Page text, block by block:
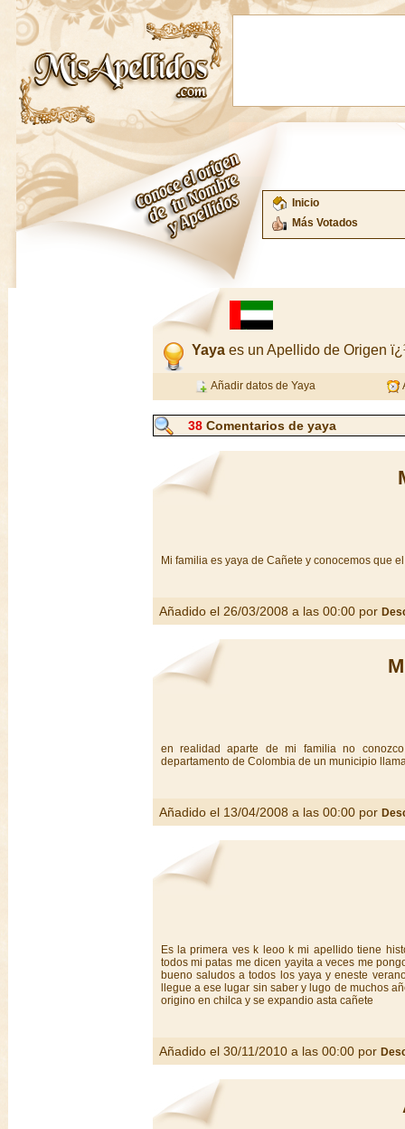
Inicio
Más Votados
Yaya es un Apellido de Origen
Añadir datos de Yaya
38 Comentarios de yaya
Mi familia es yaya de Cañete y conocemos que
Añadido el 26/03/2008 a las 00:00 por
en realidad aparte de mi familia no
departamento de Colombia de un municipio
Añadido el 13/04/2008 a las 00:00 por
Es la primera ves k leoo k mi apellido tiene
todos mi patas me dicen yayita a veces me
bueno saludos a todos los yaya y eneste
llegue a ese lugar sin saber y lugo de muchos
origino en chilca y se expandio asta cañete
Añadido el 30/11/2010 a las 00:00 por